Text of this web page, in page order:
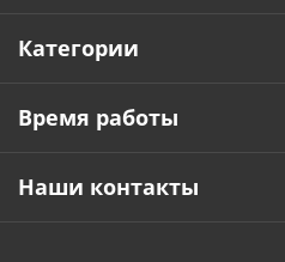
Категории
Время работы
Наши контакты